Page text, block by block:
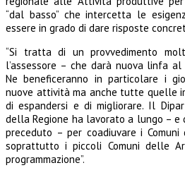
“dal basso” che intercetta le
essere in grado di dare risposte
“Si tratta di un provvedimento
l’assessore – che darà nuova linfa
Ne beneficeranno in particolare i
nuove attività ma anche tutte quelle
di espandersi e di migliorare. Il
della Regione ha lavorato a lungo – e
preceduto – per coadiuvare i
soprattutto i piccoli Comuni delle
programmazione”.